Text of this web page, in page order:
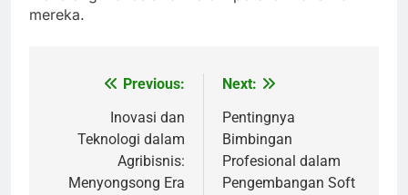
mereka.
navigation
Previous:
Inovasi dan
Teknologi dalam
Agribisnis:
Menyongsong Era
Next:
Pentingnya
Bimbingan
Profesional dalam
Pengembangan Soft